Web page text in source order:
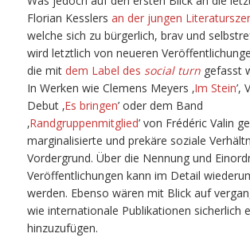
Florian Kesslersan der jungen
welche sich zu bürgerlich, brav und
wird letztlich von neueren
die mitdem Label des social turn gefasst
In Werken wie Clemens Meyers ‚Im Stein’,
Debut ‚Es bringen’ oder dem Band
‚Randgruppenmitglied’ von Frédéric Valin
marginalisierte und prekäre soziale
Vordergrund. Über die Nennung und
Veröffentlichungen kann im Detail
werden. Ebenso wären mit Blick auf
wie internationale Publikationen sicherlich
hinzuzufügen.